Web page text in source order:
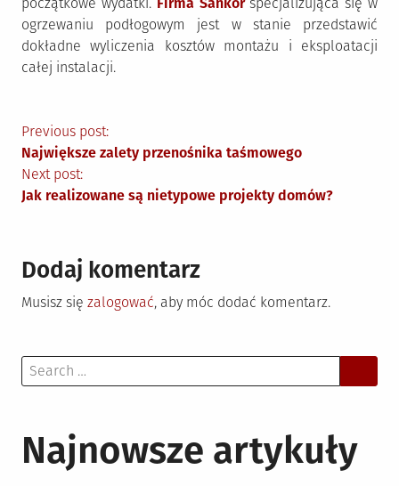
ogrzewaniu podłogowym jest w stanie przedstawić
dokładne wyliczenia kosztów montażu i eksploatacji
całej instalacji.
Nawigacja
wpisu
Previous post:
Największe zalety przenośnika taśmowego
Next post:
Jak realizowane są nietypowe projekty domów?
Dodaj komentarz
Musisz się zalogować, aby móc dodać komentarz.
Search
for:
Najnowsze artykuły